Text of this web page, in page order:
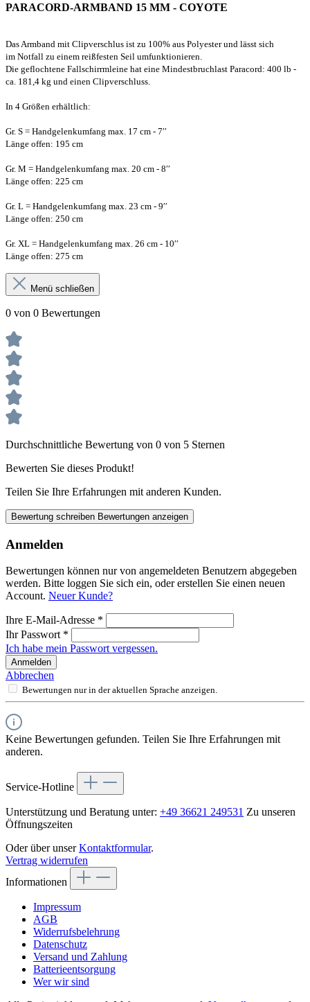
PARACORD-ARMBAND 15 MM - COYOTE
Das Armband mit Clipverschlus ist zu 100% aus Polyester und lässt sich
im Notfall zu einem reißfesten Seil umfunktionieren.
Die geflochtene Fallschirrmleine hat eine Mindestbruchlast Paracord: 400 lb -
ca. 181,4 kg und einen Clipverschluss.
In 4 Größen erhältlich:
Gr. S = Handgelenkumfang max. 17 cm - 7′′
Länge offen: 195 cm
Gr. M = Handgelenkumfang max. 20 cm - 8′′
Länge offen: 225 cm
Gr. L = Handgelenkumfang max. 23 cm - 9′′
Länge offen: 250 cm
Gr. XL = Handgelenkumfang max. 26 cm - 10′′
Länge offen: 275 cm
Menü schließen
0 von 0 Bewertungen
Durchschnittliche Bewertung von 0 von 5 Sternen
Bewerten Sie dieses Produkt!
Teilen Sie Ihre Erfahrungen mit anderen Kunden.
Bewertung schreiben Bewertungen anzeigen
Anmelden
Bewertungen können nur von angemeldeten Benutzern abgegeben
werden. Bitte loggen Sie sich ein, oder erstellen Sie einen neuen
Account. Neuer Kunde?
Ihre E-Mail-Adresse *
Ihr Passwort *
Ich habe mein Passwort vergessen.
Anmelden
Abbrechen
Bewertungen nur in der aktuellen Sprache anzeigen.
Keine Bewertungen gefunden. Teilen Sie Ihre Erfahrungen mit
anderen.
Service-Hotline
Unterstützung und Beratung unter: +49 36621 249531 Zu unseren
Öffnungszeiten
Oder über unserKontaktformular.
Vertrag widerrufen
Informationen
Impressum
AGB
Widerrufsbelehrung
Datenschutz
Versand und Zahlung
Batterieentsorgung
Wer wir sind